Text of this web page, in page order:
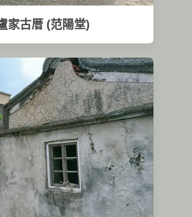
家古厝 (范陽堂)